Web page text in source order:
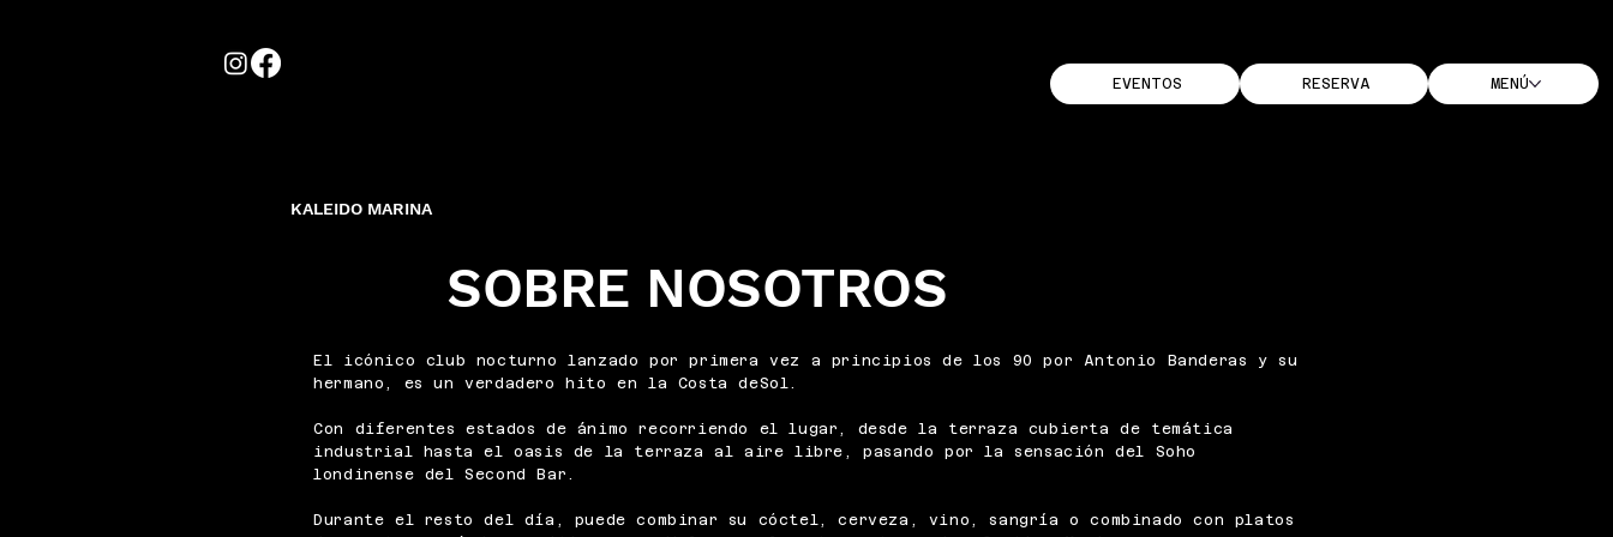
EVENTOS RESERVA MENÚ
KALEIDO MARINA
SOBRE NOSOTROS
El icónico club nocturno lanzado por primera vez a principios de los 90 por Antonio Banderas y su
hermano, es un verdadero hito en la Costa deSol.
Con diferentes estados de ánimo recorriendo el lugar, desde la terraza cubierta de temática
industrial hasta el oasis de la terraza al aire libre, pasando por la sensación del Soho
londinense del Second Bar.
Durante el resto del día, puede combinar su cóctel, cerveza, vino, sangría o combinado con platos